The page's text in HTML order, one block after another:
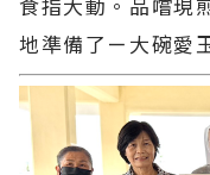
地準備了ㄧ大碗愛